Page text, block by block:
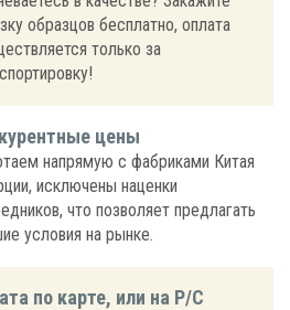
образцов бесплатно, оплата
только за
цены
напрямую с фабриками Китая
исключены наценки
что позволяет предлагать
условия на рынке.
по карте, или на Р/С